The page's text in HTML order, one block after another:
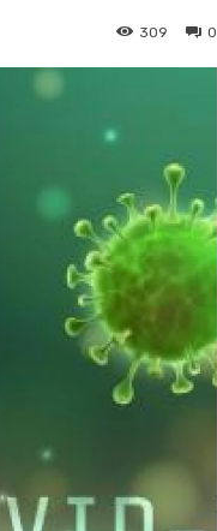
0
309